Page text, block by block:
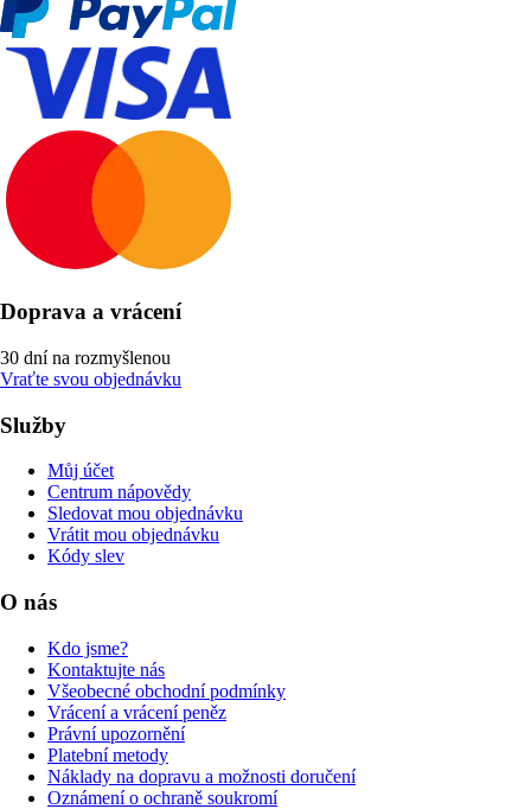
Doprava a vrácení
30 dní na rozmyšlenou
Vraťte svou objednávku
Služby
Můj účet
Centrum nápovědy
Sledovat mou objednávku
Vrátit mou objednávku
Kódy slev
O nás
Kdo jsme?
Kontaktujte nás
Všeobecné obchodní podmínky
Vrácení a vrácení peněz
Právní upozornění
Platební metody
Náklady na dopravu a možnosti doručení
Oznámení o ochraně soukromí